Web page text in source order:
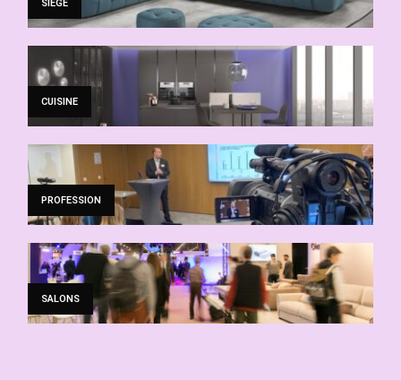
SIÈGE
CUISINE
PROFESSION
SALONS